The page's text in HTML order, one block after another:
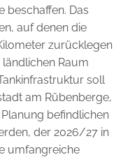
beschaffen. Das
auf denen die
zurücklegen
Raum
soll
am Rübenberge,
­befindlichen
der 2026/27 in
umfangreiche